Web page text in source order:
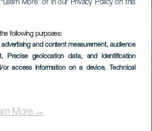
More” or in our Privacy Policy on this
following purposes:
and content measurement, audience
, Precise geolocation data, and identification
or access information on a device, Technical
More →